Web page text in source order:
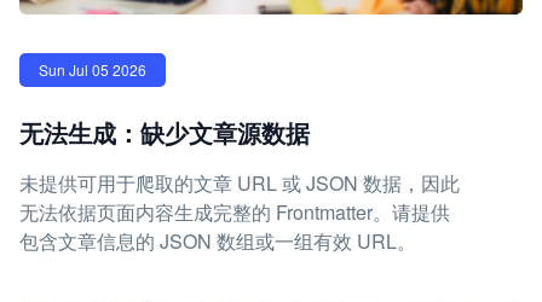
Sun Jul 05 2026
无法生成：缺少文章源数据
未提供可用于爬取的文章 URL 或 JSON 数据，因此
无法依据页面内容生成完整的 Frontmatter。请提供
包含文章信息的 JSON 数组或一组有效 URL。